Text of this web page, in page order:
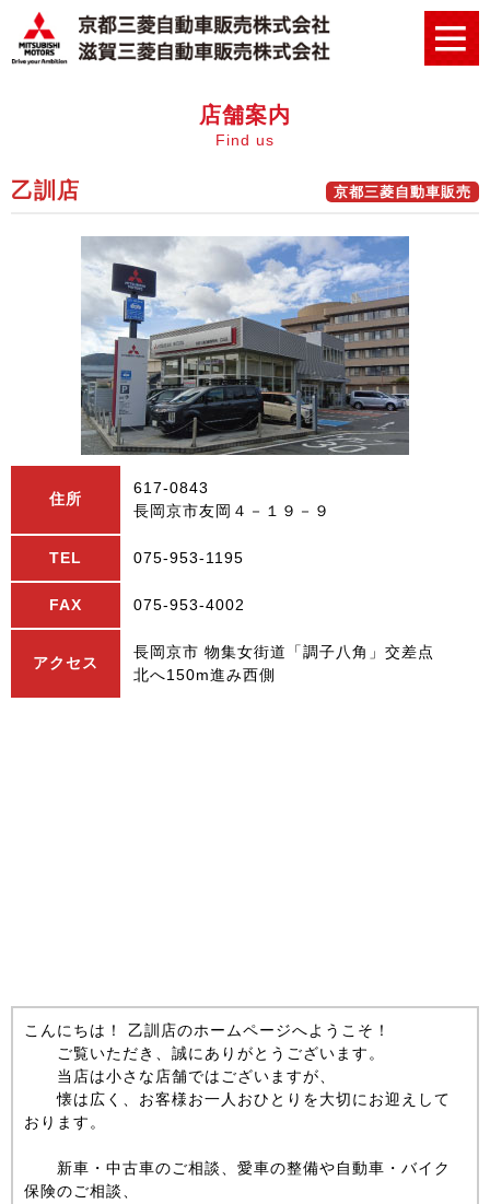
店舗案内
Find us
乙訓店 京都三菱自動車販売
住所
617-0843
長岡京市友岡４－１９－９
TEL 075-953-1195
FAX 075-953-4002
アクセス
長岡京市 物集女街道「調子八角」交差点
北へ150m進み西側
こんにちは！ 乙訓店のホームページへようこそ！
ご覧いただき、誠にありがとうございます。
当店は小さな店舗ではございますが、
懐は広く、お客様お一人おひとりを大切にお迎えして
おります。
新車・中古車のご相談、愛車の整備や自動車・バイク
保険のご相談、